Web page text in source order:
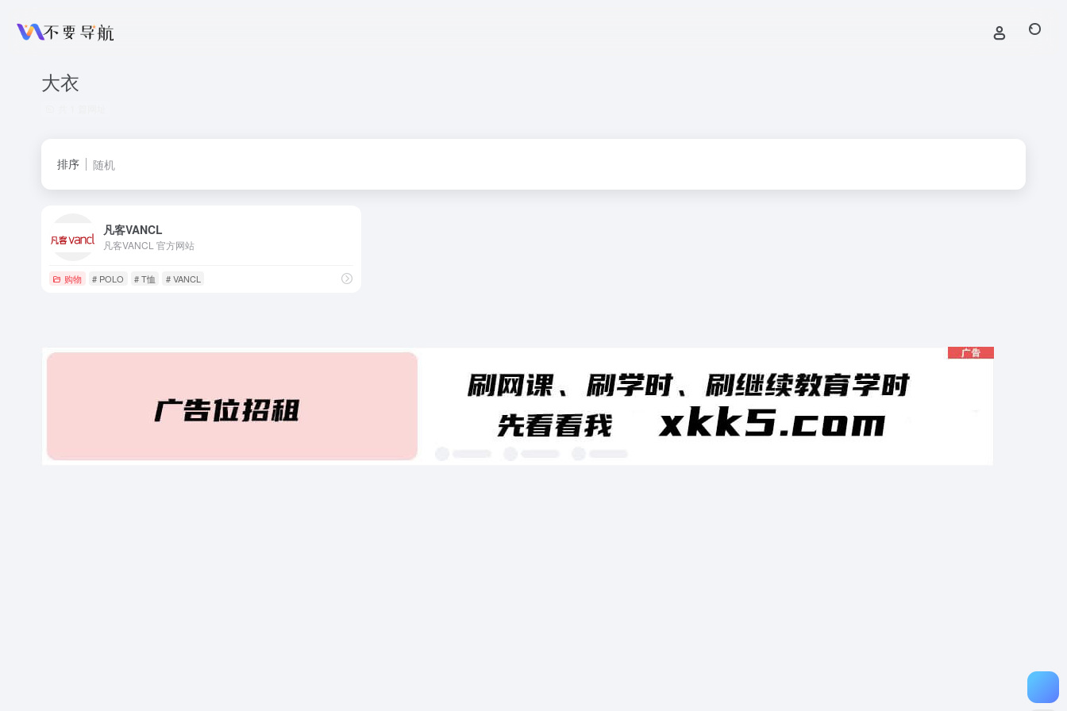
大衣
排序 随机
凡客VANCL
凡客VANCL 官方网站
购物 # POLO # T恤 # VANCL